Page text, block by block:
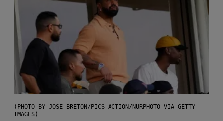
(PHOTO BY JOSE BRETON/PICS ACTION/NURPHOTO VIA GETTY
IMAGES)